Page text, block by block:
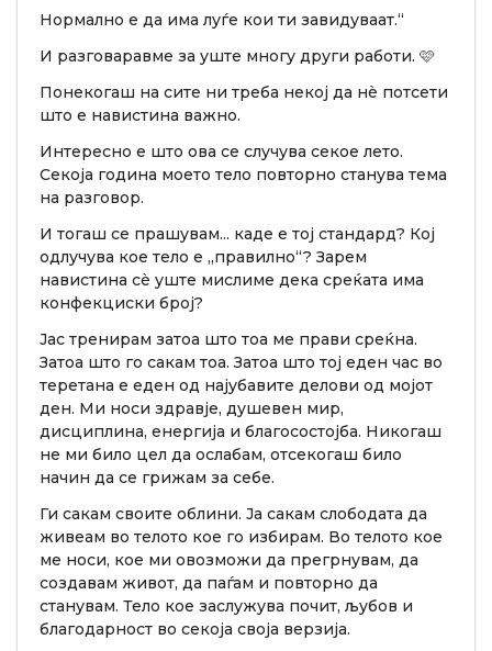
Нормално е да има луѓе кои ти завидуваат.“
И разговаравме за уште многу други работи. 🩷
Понекогаш на сите ни треба некој да нè потсети
што е навистина важно.
Интересно е што ова се случува секое лето.
Секоја година моето тело повторно станува тема
на разговор.
И тогаш се прашувам... каде е тој стандард? Кој
одлучува кое тело е „правилно“? Зарем
навистина сè уште мислиме дека среќата има
конфекциски број?
Јас тренирам затоа што тоа ме прави среќна.
Затоа што го сакам тоа. Затоа што тој еден час во
теретана е еден од најубавите делови од мојот
ден. Ми носи здравје, душевен мир,
дисциплина, енергија и благосостојба. Никогаш
не ми било цел да ослабам, отсекогаш било
начин да се грижам за себе.
Ги сакам своите облини. Ја сакам слободата да
живеам во телото кое го избирам. Во телото кое
ме носи, кое ми овозможи да прегрнувам, да
создавам живот, да паѓам и повторно да
станувам. Тело кое заслужува почит, љубов и
благодарност во секоја своја верзија.